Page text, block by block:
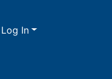
Log In